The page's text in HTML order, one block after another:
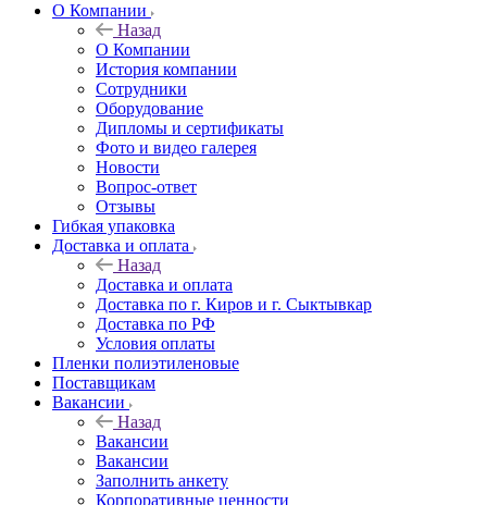
О Компании
Назад
О Компании
История компании
Сотрудники
Оборудование
Дипломы и сертификаты
Фото и видео галерея
Новости
Вопрос-ответ
Отзывы
Гибкая упаковка
Доставка и оплата
Назад
Доставка и оплата
Доставка по г. Киров и г. Сыктывкар
Доставка по РФ
Условия оплаты
Пленки полиэтиленовые
Поставщикам
Вакансии
Назад
Вакансии
Вакансии
Заполнить анкету
Корпоративные ценности